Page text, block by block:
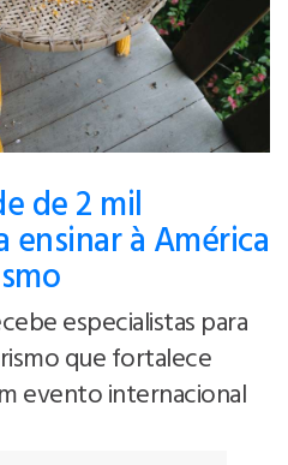
de 2 mil
à América
especialistas para
que fortalece
evento internacional